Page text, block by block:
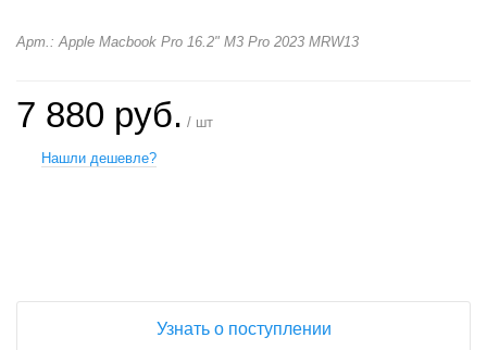
Арт.: Apple Macbook Pro 16.2" M3 Pro 2023 MRW13
7 880 руб. / шт
Нашли дешевле?
Узнать о поступлении